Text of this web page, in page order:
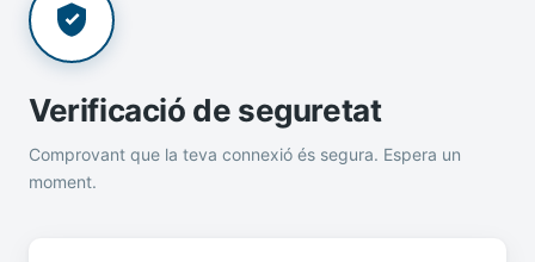
Verificació de seguretat
Comprovant que la teva connexió és segura. Espera un
moment.